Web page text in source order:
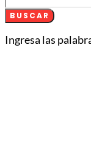
BUSCAR
Ingresa las